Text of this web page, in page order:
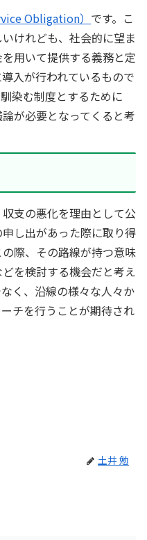
Obligation） です。こ
けれども、社会的に望ま
用いて提供する義務と定
入が行われているもので
染む制度とするために
が必要となってくると考
支の悪化を理由として公
し出があった際に取り得
際、その路線が持つ意味
を検討する機会だと考え
く、沿線の様々な人々か
チを行うことが期待され
土井 勉